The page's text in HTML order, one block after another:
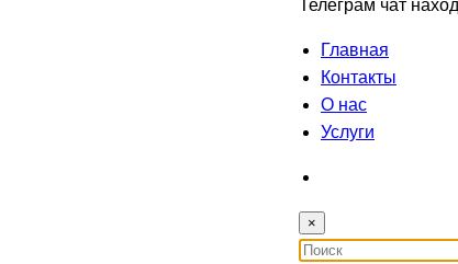
Телеграм чат
Главная
Контакты
О нас
Услуги
×